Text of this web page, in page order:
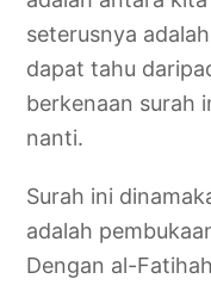
seterusnya
dapat tahu
berkenaan surah
nanti.
Surah ini
adalah
Dengan al-